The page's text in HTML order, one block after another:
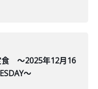
食 ～2025年12月16
～